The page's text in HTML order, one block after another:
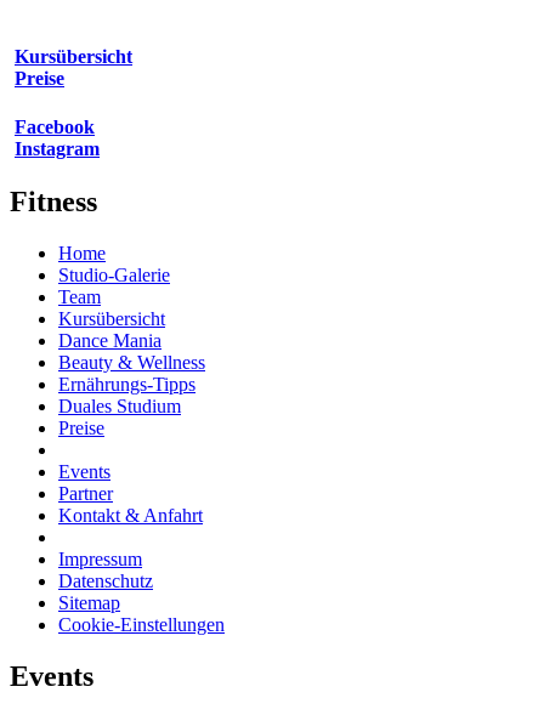
Kursübersicht
Preise
Facebook
Instagram
Fitness
Home
Studio-Galerie
Team
Kursübersicht
Dance Mania
Beauty & Wellness
Ernährungs-Tipps
Duales Studium
Preise
Events
Partner
Kontakt & Anfahrt
Impressum
Datenschutz
Sitemap
Cookie-Einstellungen
Events